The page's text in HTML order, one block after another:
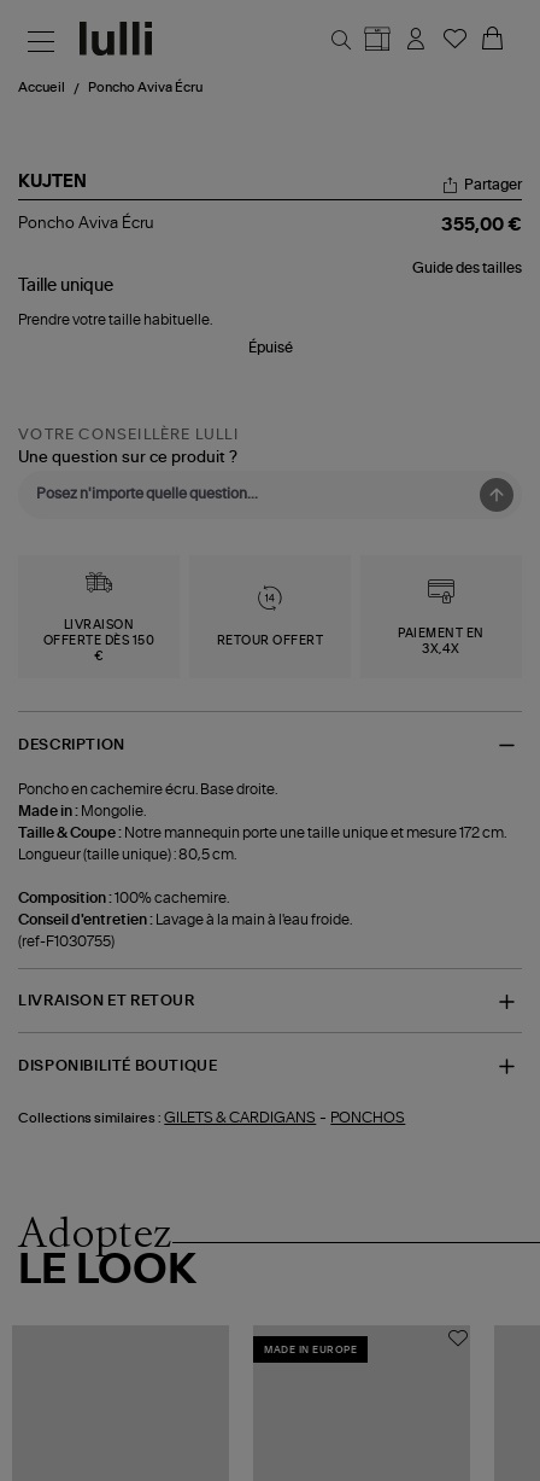
Accueil Poncho Aviva Écru
KUJTEN
Poncho
Partager
Poncho Aviva Écru 355,00 €
Guide des tailles
Taille unique
Prendre votre taille habituelle.
Épuisé
VOTRE CONSEILLÈRE LULLI
Une question sur ce produit ?
LIVRAISON
OFFERTE DÈS 150
€
RETOUR OFFERT
PAIEMENT EN
3X,4X
DESCRIPTION
Poncho en cachemire écru. Base droite.
Made in : Mongolie.
Taille & Coupe : Notre mannequin porte une taille unique et mesure 172 cm.
Longueur (taille unique) : 80,5 cm.
Composition :100% cachemire.
Conseil d'entretien :
Lavage à la main à l'eau froide.
(ref-F1030755)
LIVRAISON ET RETOUR
DISPONIBILITÉ BOUTIQUE
Collections similaires : GILETS & CARDIGANS - PONCHOS
Adoptez
LE LOOK
MADE IN EUROPE